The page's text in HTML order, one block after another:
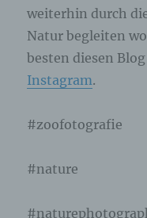
weiterhin durch
Natur begleiten
besten diesen
Instagram.
#zoofotografie
#nature
den Fall, dass die
verletzt oder
Speicherung dieser
erfolgt daher im
Verarbeitung
exkulpieren könnte.
dieser erhobenen
gesetzlich